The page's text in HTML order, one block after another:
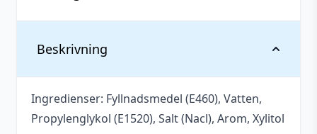
Beskrivning
Ingredienser: Fyllnadsmedel (E460), Vatten,
Propylenglykol (E1520), Salt (Nacl), Arom, Xylitol
Vikt
Antal
1 st
Smakprofil
Bär,Blandade bär,
Citron,Hallon